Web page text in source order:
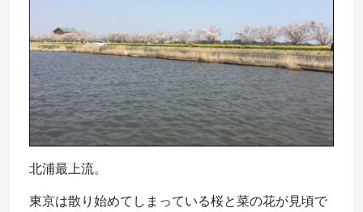
北浦最上流。
東京は散り始めてしまっている桜と菜の花が見頃で